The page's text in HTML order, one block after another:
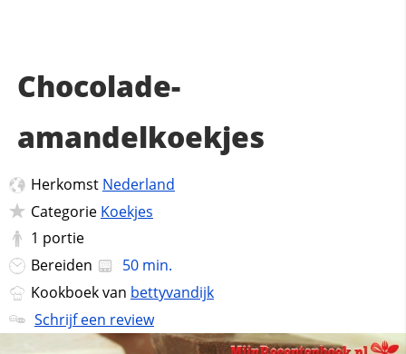
Chocolade-
amandelkoekjes
Herkomst Nederland
Categorie Koekjes
1 portie
Bereiden
50 min.
Kookboek van bettyvandijk
Schrijf een review